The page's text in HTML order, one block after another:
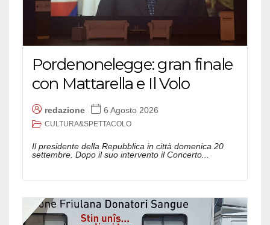
Pordenonelegge: gran finale
con Mattarella e Il Volo
redazione 6 Agosto 2026
CULTURA&SPETTACOLO
Il presidente della Repubblica in città domenica 20
settembre. Dopo il suo intervento il Concerto...